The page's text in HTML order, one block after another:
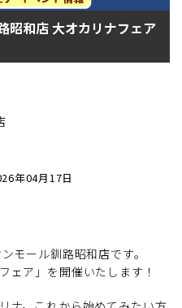
和店 大オカリナフェア
年04月17日
モール釧路昭和店です。
ェア」を開催いたします！